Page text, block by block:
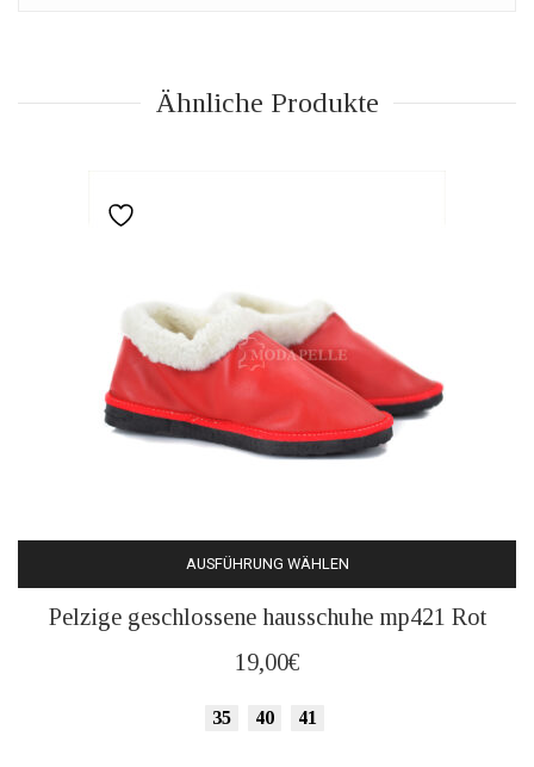
Ähnliche Produkte
AUSFÜHRUNG WÄHLEN
Produkt
weist
Varianten
Pelzige geschlossene hausschuhe mp421 Rot
19,00€
35 40 41